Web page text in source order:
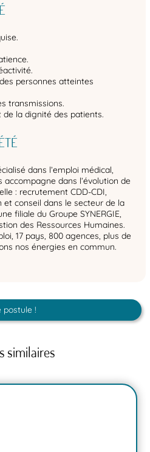
personnes atteintes
transmissions.
de la dignité des patients.
dans l’emploi médical,
dans l’évolution de
: recrutement CDD-CDI,
conseil dans le secteur de la
filiale du Groupe SYNERGIE,
des Ressources Humaines.
17 pays, 800 agences, plus de
nos énergies en commun.
postule !
similaires